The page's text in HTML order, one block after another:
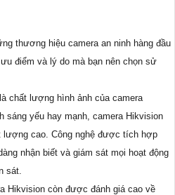
thương hiệu camera an ninh hàng đầu
điểm và lý do mà bạn nên chọn sử
chất lượng hình ảnh của camera
sáng yếu hay mạnh, camera Hikvision
lượng cao. Công nghệ được tích hợp
nhận biết và giám sát mọi hoạt động
sát.
Hikvision còn được đánh giá cao về